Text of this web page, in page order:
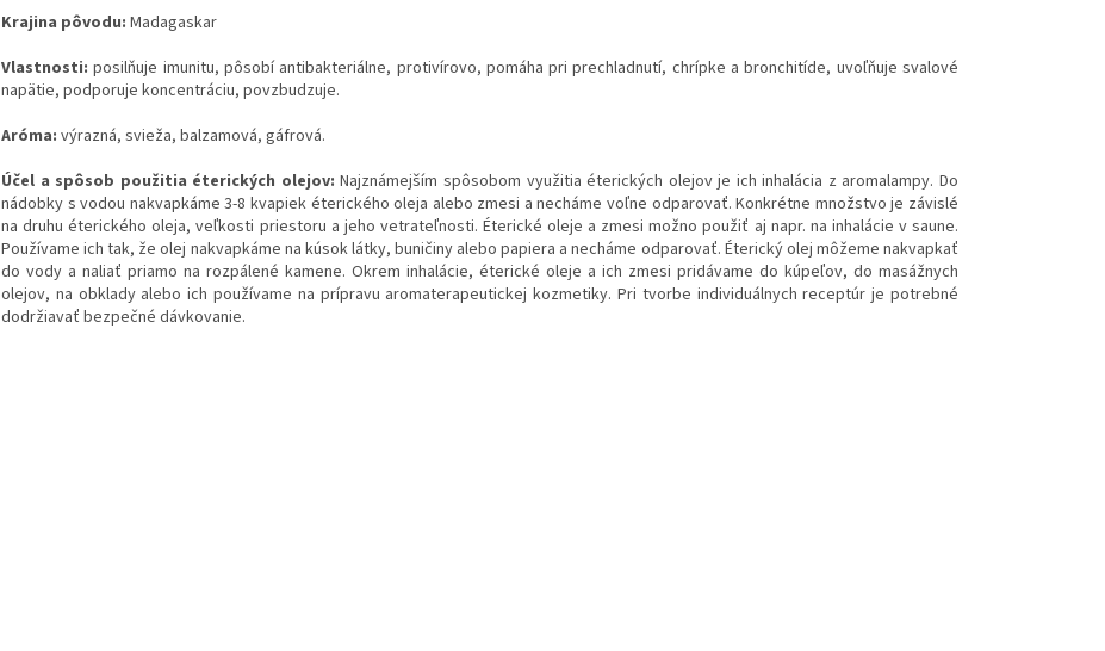
Krajina pôvodu: Madagaskar
Vlastnosti: posilňuje imunitu, pôsobí antibakteriálne, protivírovo, pomáha pri prechladnutí, chrípke a bronchitíde, uvoľňuje svalové
napätie, podporuje koncentráciu, povzbudzuje.
Aróma: výrazná, svieža, balzamová, gáfrová.
Účel a spôsob použitia éterických olejov:Najznámejším spôsobom využitia éterických olejov je ich inhalácia z aromalampy. Do
nádobky s vodou nakvapkáme 3-8 kvapiek éterického oleja alebo zmesi a necháme voľne odparovať. Konkrétne množstvo je závislé
na druhu éterického oleja, veľkosti priestoru a jeho vetrateľnosti. Éterické oleje a zmesi možno použiť aj napr. na inhalácie v saune.
Používame ich tak, že olej nakvapkáme na kúsok látky, buničiny alebo papiera a necháme odparovať. Éterický olej môžeme nakvapkať
do vody a naliať priamo na rozpálené kamene. Okrem inhalácie, éterické oleje a ich zmesi pridávame do kúpeľov, do masážnych
olejov, na obklady alebo ich používame na prípravu aromaterapeutickej kozmetiky. Pri tvorbe individuálnych receptúr je potrebné
dodržiavať bezpečné dávkovanie.